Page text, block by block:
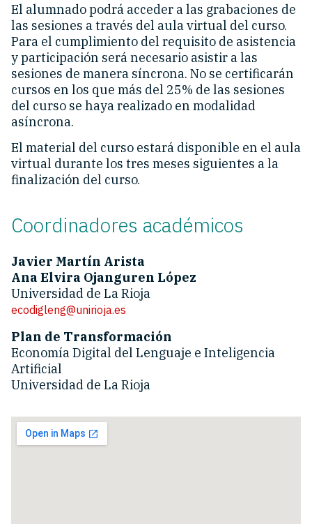
El alumnado podrá acceder a las grabaciones de
las sesiones a través del aula virtual del curso.
Para el cumplimiento del requisito de asistencia
y participación será necesario asistir a las
sesiones de manera síncrona. No se certificarán
cursos en los que más del 25% de las sesiones
del curso se haya realizado en modalidad
asíncrona.
El material del curso estará disponible en el aula
virtual durante los tres meses siguientes a la
finalización del curso.
Coordinadores académicos
Javier Martín Arista
Ana Elvira Ojanguren López
Universidad de La Rioja
ecodigleng@unirioja.es
Plan de Transformación
Economía Digital del Lenguaje e Inteligencia
Artificial
Universidad de La Rioja